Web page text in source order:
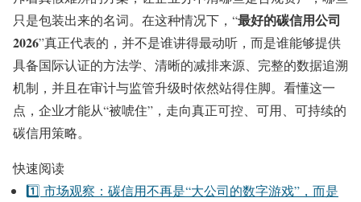
只是包装出来的名词。在这种情况下，“最好的碳信用公司
2026”真正代表的，并不是谁讲得最动听，而是谁能够提供
具备国际认证的方法学、清晰的减排来源、完整的数据追溯
机制，并且在审计与监管升级时依然站得住脚。看懂这一
点，企业才能从“被唬住”，走向真正可控、可用、可持续的
碳信用策略。
快速阅读
1️⃣ 市场观察：碳信用不再是“大公司的数字游戏”，而是